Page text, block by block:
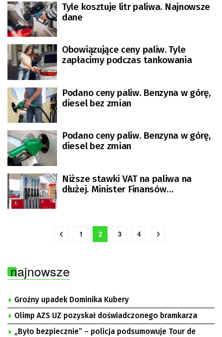
Tyle kosztuje litr paliwa. Najnowsze
dane
Obowiązujące ceny paliw. Tyle
zapłacimy podczas tankowania
Podano ceny paliw. Benzyna w górę,
diesel bez zmian
Podano ceny paliw. Benzyna w górę,
diesel bez zmian
Niższe stawki VAT na paliwa na
dłużej. Minister Finansów
1 2 3 4
najnowsze
Groźny upadek Dominika Kubery
Olimp AZS UZ pozyskał doświadczonego bramkarza
„Było bezpiecznie” – policja podsumowuje Tour de